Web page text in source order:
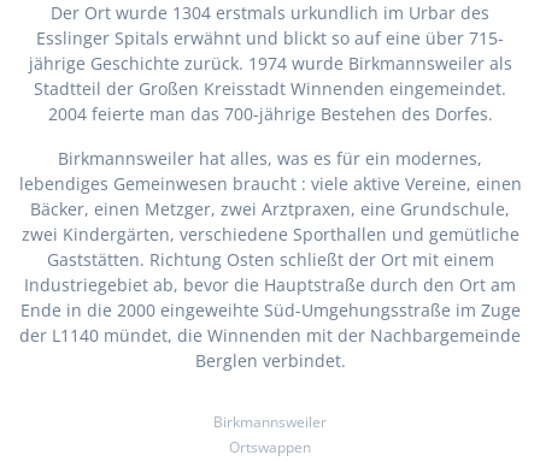
Der Ort wurde 1304 erstmals urkundlich im Urbar des
Esslinger Spitals erwähnt und blickt so auf eine über 715-
jährige Geschichte zurück. 1974 wurde Birkmannsweiler als
Stadtteil der Großen Kreisstadt Winnenden eingemeindet.
2004 feierte man das 700-jährige Bestehen des Dorfes.
Birkmannsweiler hat alles, was es für ein modernes,
lebendiges Gemeinwesen braucht : viele aktive Vereine, einen
Bäcker, einen Metzger, zwei Arztpraxen, eine Grundschule,
zwei Kindergärten, verschiedene Sporthallen und gemütliche
Gaststätten. Richtung Osten schließt der Ort mit einem
Industriegebiet ab, bevor die Hauptstraße durch den Ort am
Ende in die 2000 eingeweihte Süd-Umgehungsstraße im Zuge
der L1140 mündet, die Winnenden mit der Nachbargemeinde
Berglen verbindet.
Birkmannsweiler
Ortswappen